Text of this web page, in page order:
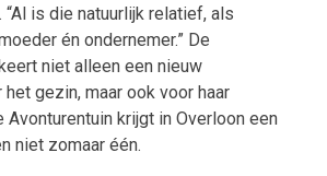
“Al is die natuurlijk relatief, als
én ondernemer.” De
niet alleen een nieuw
gezin, maar ook voor haar
Avonturentuin krijgt in Overloon een
niet zomaar één.